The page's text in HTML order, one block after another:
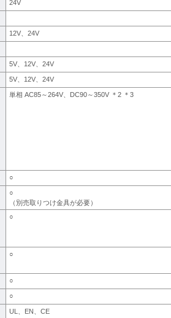
24V
12V、24V
5V、12V、24V
5V、12V、24V
単相 AC85～264V、DC90～350V ＊2 ＊3
○
○
（別売取りつけ金具が必要）
○
○
○
○
UL、EN、CE